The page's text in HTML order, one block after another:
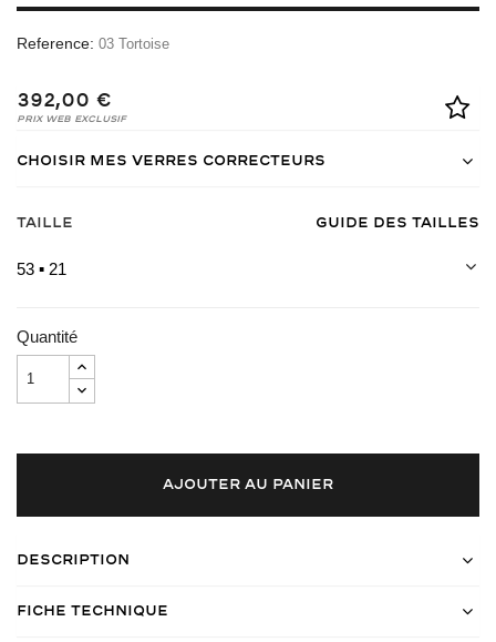
Reference: 03 Tortoise
392,00 €
Prix Web Exclusif
Choisir mes verres correcteurs
Taille Guide des tailles
53 ▪ 21
Quantité
AJOUTER AU PANIER
Description
Fiche Technique